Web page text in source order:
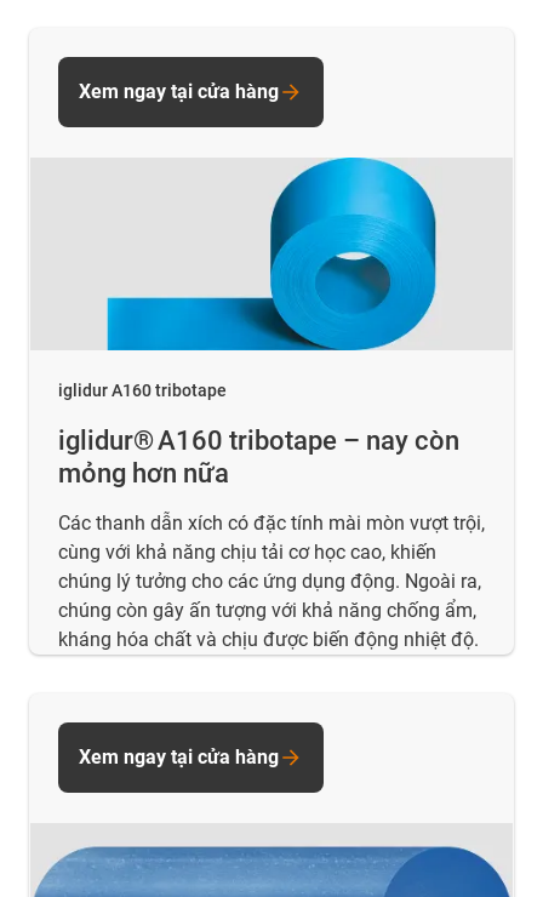
iglidur A160 tribotape
iglidur® A160 tribotape – nay còn
mỏng hơn nữa
Các thanh dẫn xích có đặc tính mài mòn vượt trội,
cùng với khả năng chịu tải cơ học cao, khiến
chúng lý tưởng cho các ứng dụng động. Ngoài ra,
chúng còn gây ấn tượng với khả năng chống ẩm,
kháng hóa chất và chịu được biến động nhiệt độ.
Xem ngay tại cửa hàng
Xem ngay tại cửa hàng